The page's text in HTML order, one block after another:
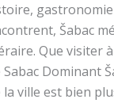
Šabac
Que visiter à
Dominant
ville est bien